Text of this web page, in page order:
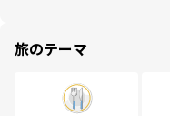
旅のテーマ